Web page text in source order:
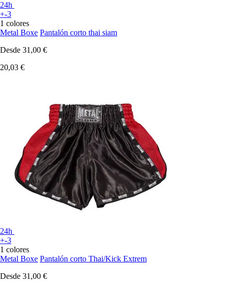
24h
+-3
1 colores
Metal Boxe Pantalón corto thai siam
Desde 31,00 €
20,03 €
24h
+-3
1 colores
Metal Boxe Pantalón corto Thai/Kick Extrem
Desde 31,00 €